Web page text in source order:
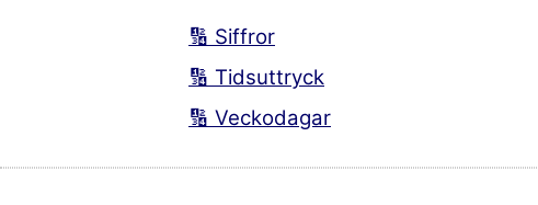
🔢 Siffror
🔢 Tidsuttryck
🔢 Veckodagar